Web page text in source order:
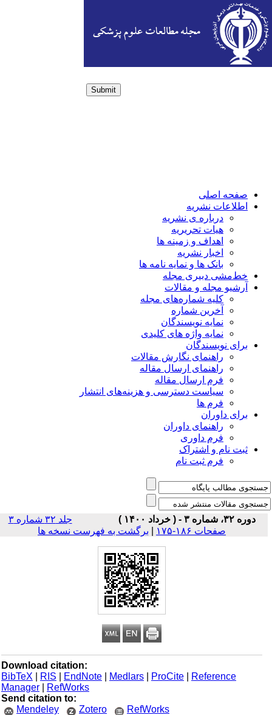
Submit
صفحه اصلی
اطلاعات نشریه
درباره ی نشریه
هیات تحریریه
اهداف و زمینه ها
اخبار نشریه
بانک ها و نمایه نامه ها
خط‌مشی دبیری مجله
آرشیو مجله و مقالات
کلیه شماره‌های مجله
آخرین شماره
نمایه نویسندگان
نمایه واژه های کلیدی
برای نویسندگان
راهنمای نگارش مقالات
راهنمای ارسال مقاله
فرم ارسال مقاله
سیاست دسترسی و هزینه‌های انتشار
فرم ها
برای داوران
راهنمای داوران
فرم داوری
ثبت نام و اشتراک
فرم ثبت نام
دوره ۳۲، شماره ۳ - ( خرداد ۱۴۰۰ )
جلد ۳۲ شماره ۳
صفحات ۱۸۶-۱۷۵
| برگشت به فهرست نسخه ها
Download citation:
BibTeX
| RIS |EndNote |Medlars |ProCite |Reference
Manager
|RefWorks
Send citation to:
Mendeley
Zotero RefWorks